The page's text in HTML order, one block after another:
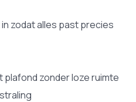
zodat alles past precies
plafond zonder loze ruimte